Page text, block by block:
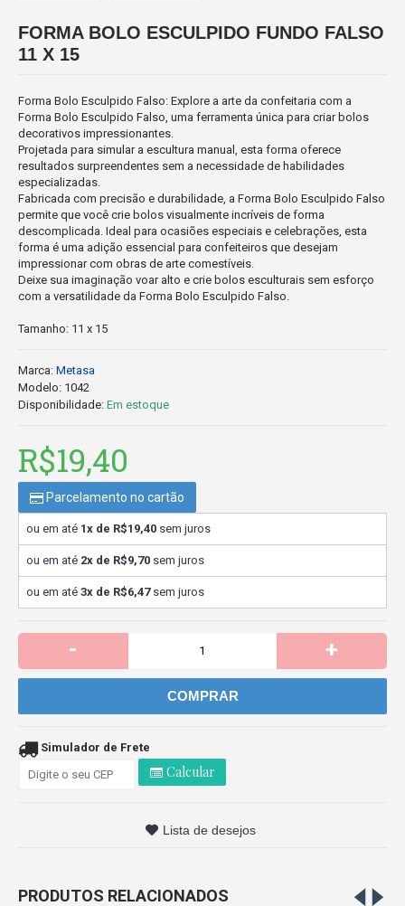
FORMA BOLO ESCULPIDO FUNDO FALSO
11 X 15
Forma Bolo Esculpido Falso: Explore a arte da confeitaria com a
Forma Bolo Esculpido Falso, uma ferramenta única para criar bolos
decorativos impressionantes.
Projetada para simular a escultura manual, esta forma oferece
resultados surpreendentes sem a necessidade de habilidades
especializadas.
Fabricada com precisão e durabilidade, a Forma Bolo Esculpido Falso
permite que você crie bolos visualmente incríveis de forma
descomplicada. Ideal para ocasiões especiais e celebrações, esta
forma é uma adição essencial para confeiteiros que desejam
impressionar com obras de arte comestíveis.
Deixe sua imaginação voar alto e crie bolos esculturais sem esforço
com a versatilidade da Forma Bolo Esculpido Falso.
Tamanho: 11 x 15
Marca: Metasa
Modelo: 1042
Disponibilidade: Em estoque
R$19,40
Parcelamento no cartão
ou em até 1x de R$19,40 sem juros
ou em até 2x de R$9,70 sem juros
ou em até 3x de R$6,47sem juros
- +
COMPRAR
Simulador de Frete
Calcular
Lista de desejos
PRODUTOS RELACIONADOS